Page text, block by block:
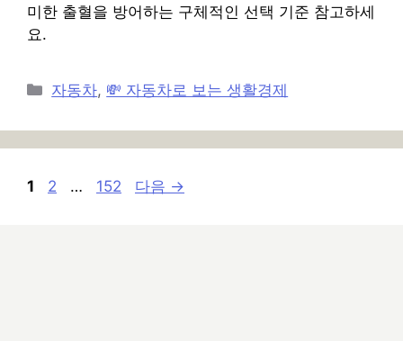
미한 출혈을 방어하는 구체적인 선택 기준 참고하세
요.
카
고
리
자동차, 💸 자동차로 보는 생활경제
페
1
페
2 …
페
152 다음 →